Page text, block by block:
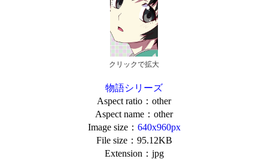
クリックで拡大
物語シリーズ
Aspect ratio：other
Aspect name：other
Image size： 640x960px
File size：95.12KB
Extension：jpg